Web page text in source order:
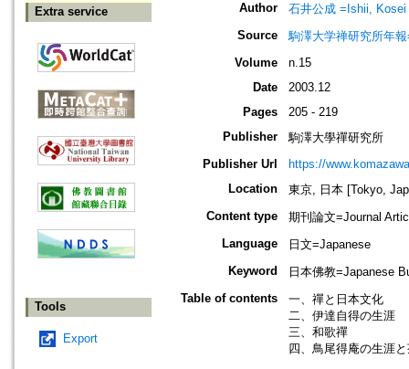
Extra service
Tools
Export
Author
石井公成 =Ishii, Kosei
Source
駒澤大学禅研究所年
Volume
n.15
Date
2003.12
Pages
205 - 219
Publisher
駒澤大學禪研究所
Publisher Url
https://
Location
東京, 日本 [Tokyo,
Content type
期刊論文=Journal
Language
日文=Japanese
Keyword
日本佛教=Japanese
Table of contents
一、禪と日本文化
二、伊達自得の生涯
三、和歌禪
四、鳥尾得庵の生涯